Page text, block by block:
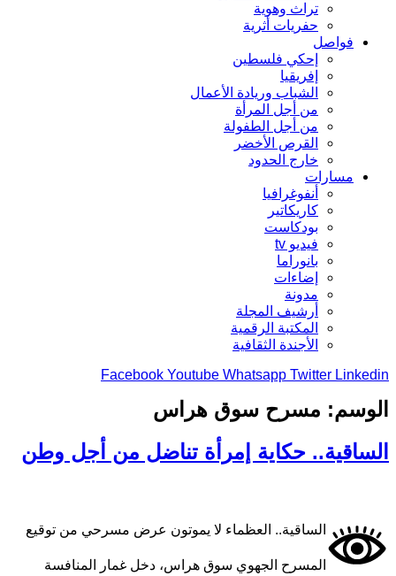
تراث وهوية
حفريات أثرية
فواصل
إحكي فلسطين
إفريقيا
الشباب وريادة الأعمال
من أجل المرأة
من أجل الطفولة
القرص الأخضر
خارج الحدود
مسارات
أنفوغرافيا
كاريكاتير
بودكاست
فيديو tv
بانوراما
إضاءات
مدونة
أرشيف المجلة
المكتبة الرقمية
الأجندة الثقافية
Facebook Youtube Whatsapp Twitter Linkedin
الوسم: مسرح سوق هراس
الساقية.. حكاية إمرأة تناضل من أجل وطن
الساقية.. العظماء لا يموتون عرض مسرحي من توقيع
المسرح الجهوي سوق هراس، دخل غمار المنافسة